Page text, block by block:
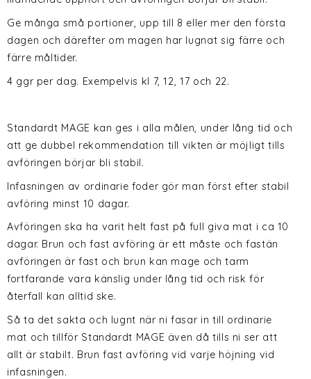
Ge många små portioner, upp till 8 eller mer den första
dagen och därefter om magen har lugnat sig färre och
färre måltider.
4 ggr per dag. Exempelvis kl 7, 12, 17 och 22.
Standardt MAGE kan ges i alla målen, under lång tid och
att ge dubbel rekommendation till vikten är möjligt tills
avföringen börjar bli stabil.
Infasningen av ordinarie foder gör man först efter stabil
avföring minst 10 dagar.
Avföringen ska ha varit helt fast på full giva mat i ca 10
dagar. Brun och fast avföring är ett måste och fastän
avföringen är fast och brun kan mage och tarm
fortfarande vara känslig under lång tid och risk för
återfall kan alltid ske.
Så ta det sakta och lugnt när ni fasar in till ordinarie
mat och tillför Standardt MAGE även då tills ni ser att
allt är stabilt. Brun fast avföring vid varje höjning vid
infasningen.